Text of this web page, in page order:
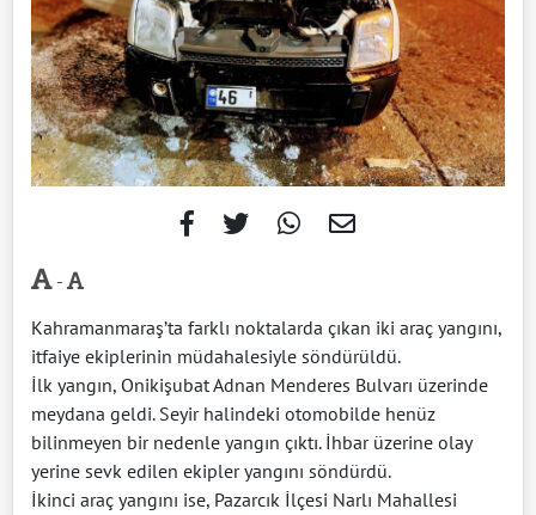
-
Kahramanmaraş’ta farklı noktalarda çıkan iki araç yangını,
itfaiye ekiplerinin müdahalesiyle söndürüldü.
İlk yangın, Onikişubat Adnan Menderes Bulvarı üzerinde
meydana geldi. Seyir halindeki otomobilde henüz
bilinmeyen bir nedenle yangın çıktı. İhbar üzerine olay
yerine sevk edilen ekipler yangını söndürdü.
İkinci araç yangını ise, Pazarcık İlçesi Narlı Mahallesi